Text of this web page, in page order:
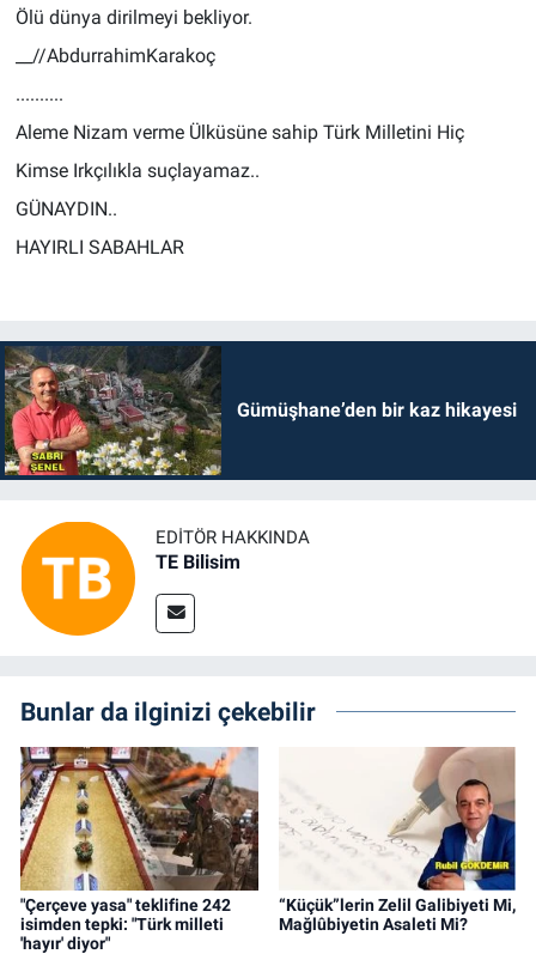
Ölü dünya dirilmeyi bekliyor.
__//AbdurrahimKarakoç
..........
Aleme Nizam verme Ülküsüne sahip Türk Milletini Hiç
Kimse Irkçılıkla suçlayamaz..
GÜNAYDIN..
HAYIRLI SABAHLAR
Gümüşhane’den bir kaz hikayesi
EDITÖR HAKKINDA
TE Bilisim
Bunlar da ilginizi çekebilir
"Çerçeve yasa" teklifine 242
isimden tepki: "Türk milleti
'hayır' diyor"
“Küçük”lerin Zelil Galibiyeti Mi,
Mağlûbiyetin Asaleti Mi?